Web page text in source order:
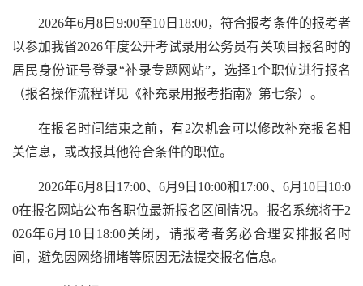
2026年6月8日9:00至10日18:00，符合报考条件的报考者
以参加我省2026年度公开考试录用公务员有关项目报名时的
居民身份证号登录“补录专题网站”，选择1个职位进行报名
（报名操作流程详见《补充录用报考指南》第七条）。
在报名时间结束之前，有2次机会可以修改补充报名相
关信息，或改报其他符合条件的职位。
2026年6月8日17:00、6月9日10:00和17:00、6月10日10:0
0在报名网站公布各职位最新报名区间情况。报名系统将于2
026年6月10日18:00关闭，请报考者务必合理安排报名时
间，避免因网络拥堵等原因无法提交报名信息。